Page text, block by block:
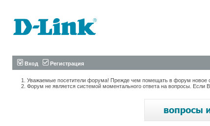
Вход Регистрация
Уважаемые посетители форума! Прежде чем помещать в форум новое
Форум не является системой моментального ответа на вопросы. Если